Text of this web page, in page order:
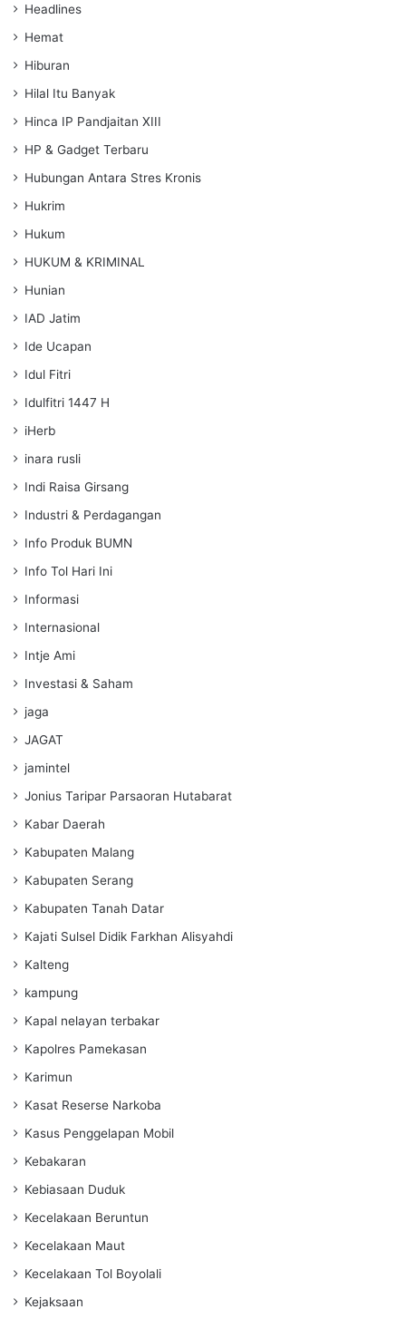
Headlines
Hemat
Hiburan
Hilal Itu Banyak
Hinca IP Pandjaitan XIII
HP & Gadget Terbaru
Hubungan Antara Stres Kronis
Hukrim
Hukum
HUKUM & KRIMINAL
Hunian
IAD Jatim
Ide Ucapan
Idul Fitri
Idulfitri 1447 H
iHerb
inara rusli
Indi Raisa Girsang
Industri & Perdagangan
Info Produk BUMN
Info Tol Hari Ini
Informasi
Internasional
Intje Ami
Investasi & Saham
jaga
JAGAT
jamintel
Jonius Taripar Parsaoran Hutabarat
Kabar Daerah
Kabupaten Malang
Kabupaten Serang
Kabupaten Tanah Datar
Kajati Sulsel Didik Farkhan Alisyahdi
Kalteng
kampung
Kapal nelayan terbakar
Kapolres Pamekasan
Karimun
Kasat Reserse Narkoba
Kasus Penggelapan Mobil
Kebakaran
Kebiasaan Duduk
Kecelakaan Beruntun
Kecelakaan Maut
Kecelakaan Tol Boyolali
Kejaksaan